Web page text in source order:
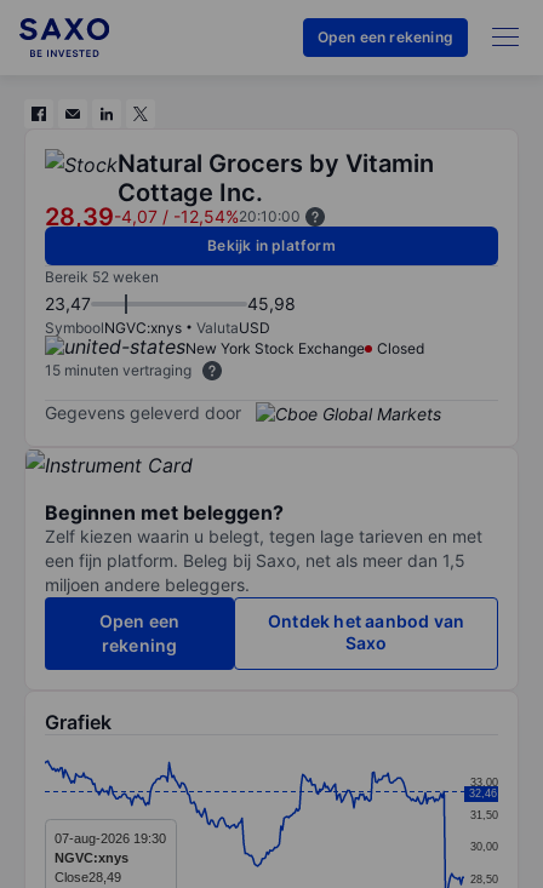
Open een rekening
Natural Grocers by Vitamin
Cottage Inc.
28,39-4,07 / -12,54%20:10:00
Bekijk in platform
Bereik 52 weken
23,47 45,98
SymboolNGVC:xnys ValutaUSD
New York Stock Exchange
Closed
15 minuten vertraging
Gegevens geleverd door
Beginnen met beleggen?
Zelf kiezen waarin u belegt, tegen lage tarieven en met
een fijn platform. Beleg bij Saxo, net als meer dan 1,5
miljoen andere beleggers.
Open een
rekening
Ontdek het aanbod van
Saxo
Grafiek
Line chart with 271 data points.
The chart has 1 X axis displaying categories.
The chart has 1 Y axis displaying values. Data28,50
30,00
31,50
33,00
32,46
07-aug-2026 19:30
NGVC:xnys
Close28,49